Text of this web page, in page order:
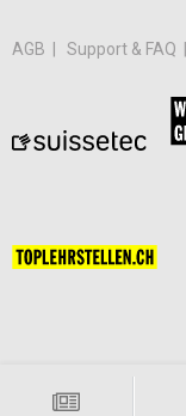
AGB Support & FAQ